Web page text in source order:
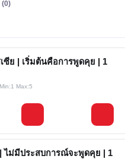
(0)
ซีย | เริ่มต้นคือการพูดคุย | 1
Min:1 Max:5
ไม่มีประสบการณ์จะพูดคุย | 1